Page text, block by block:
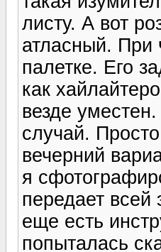
листу. А вот
атласный. При
палетке. Его
как
везде
случай.
вечерний
я
передает всей
еще есть
попыталась